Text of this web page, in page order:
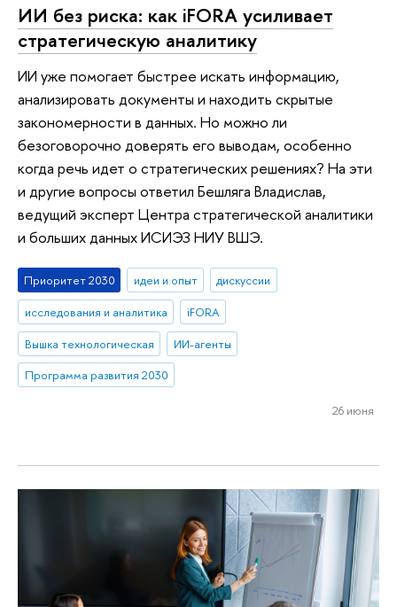
ИИ без риска: как iFORA усиливает
стратегическую аналитику
ИИ уже помогает быстрее искать информацию,
анализировать документы и находить скрытые
закономерности в данных. Но можно ли
безоговорочно доверять его выводам, особенно
когда речь идет о стратегических решениях? На эти
и другие вопросы ответил Бешляга Владислав,
ведущий эксперт Центра стратегической аналитики
и больших данных ИСИЭЗ НИУ ВШЭ.
Приоритет 2030 идеи и опыт
дискуссии
исследования и аналитика
iFORA
Вышка технологическая
ИИ-агенты
Программа развития 2030
26 июня